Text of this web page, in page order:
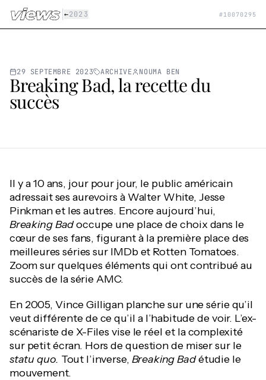
Aller au contenu principal
←2023 # 10070295
29 SEPTEMBRE 2023 ARCHIVE NOUMA BEN
Breaking Bad, la recette du
succès
Il y a 10 ans, jour pour jour, le public américain
adressait ses aurevoirs à Walter White, Jesse
Pinkman et les autres. Encore aujourd’hui,
Breaking Badoccupe une place de choix dans le
cœur de ses fans, figurant à la première place des
meilleures séries sur IMDb et Rotten Tomatoes.
Zoom sur quelques éléments qui ont contribué au
succès de la série AMC.
En 2005, Vince Gilligan planche sur une série qu’il
veut différente de ce qu’il a l’habitude de voir. L’ex-
scénariste de X-Files vise le réel et la complexité
sur petit écran. Hors de question de miser sur le
statu quo. Tout l’inverse, Breaking Badétudie le
mouvement.